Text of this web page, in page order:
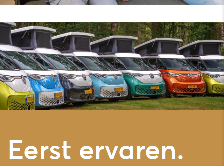
Eerst ervaren.